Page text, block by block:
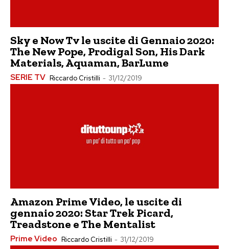
Sky e Now Tv le uscite di Gennaio 2020:
The New Pope, Prodigal Son, His Dark
Materials, Aquaman, BarLume
SERIE TV Riccardo Cristilli - 31/12/2019
Amazon Prime Video, le uscite di
gennaio 2020: Star Trek Picard,
Treadstone e The Mentalist
Prime Video Riccardo Cristilli - 31/12/2019